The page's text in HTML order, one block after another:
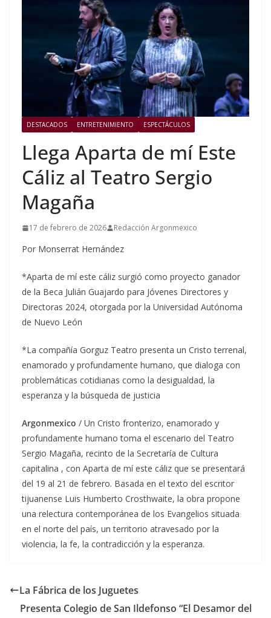
DESTACADOS ENTRETENIMIENTO ESPECTÁCULOS
Llega Aparta de mí Este
Cáliz al Teatro Sergio
Magaña
17 de febrero de 2026 Redacción Argonmexico
Por Monserrat Hernández
*Aparta de mí este cáliz surgió como proyecto ganador
de la Beca Julián Guajardo para Jóvenes Directores y
Directoras 2024, otorgada por la Universidad Autónoma
de Nuevo León
*La compañía Gorguz Teatro presenta un Cristo terrenal,
enamorado y profundamente humano, que dialoga con
problemáticas cotidianas como la desigualdad, la
esperanza y la búsqueda de justicia
Argonmexico / Un Cristo fronterizo, enamorado y
profundamente humano toma el escenario del Teatro
Sergio Magaña, recinto de la Secretaría de Cultura
capitalina , con Aparta de mí este cáliz que se presentará
del 19 al 21 de febrero. Basada en el texto del escritor
tijuanense Luis Humberto Crosthwaite, la obra propone
una relectura contemporánea de los Evangelios situada
en el norte del país, un territorio atravesado por la
violencia, la fe, la contradicción y la esperanza.
La Fábrica de los Juguetes
Presenta Colegio de San Ildefonso “El Desamor del